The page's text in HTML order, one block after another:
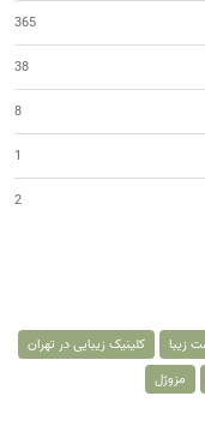
365
38
8
1
2
زیبا
کلینیک زیبایی در تهران
مزوژل